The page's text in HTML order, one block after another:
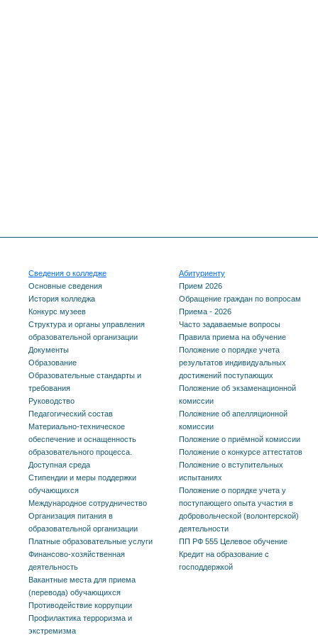
Сведения о колледже
Основные сведения
История колледжа
Конкурс музеев
Структура и органы управления
образовательной организации
Документы
Образование
Образовательные стандарты и
требования
Руководство
Педагогический состав
Материально-техническое
обеспечение и оснащенность
образовательного процесса.
Доступная среда
Стипендии и меры поддержки
обучающихся
Международное сотрудничество
Организация питания в
образовательной организации
Платные образовательные услуги
Финансово-хозяйственная
деятельность
Вакантные места для приема
(перевода) обучающихся
Противодействие коррупции
Профилактика терроризма и
экстремизма
Абитуриенту
Прием 2026
Обращение граждан по вопросам
Приема - 2026
Часто задаваемые вопросы
Правила приема на обучение
Положение о порядке учета
результатов индивидуальных
достижений поступающих
Положение об экзаменационной
комиссии
Положение об апелляционной
комиссии
Положение о приёмной комиссии
Положение о конкурсе аттестатов
Положение о вступительных
испытаниях
Положение о порядке учета у
поступающего опыта участия в
добровольческой (волонтерской)
деятельности
ПП РФ 555 Целевое обучение
Кредит на образование с
господдержкой